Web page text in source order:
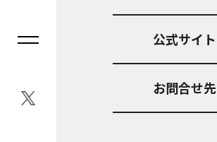
公式サイト
お問合せ先